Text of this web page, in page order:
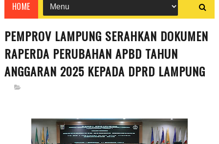
HOME
PEMPROV LAMPUNG SERAHKAN DOKUMEN
RAPERDA PERUBAHAN APBD TAHUN
ANGGARAN 2025 KEPADA DPRD LAMPUNG